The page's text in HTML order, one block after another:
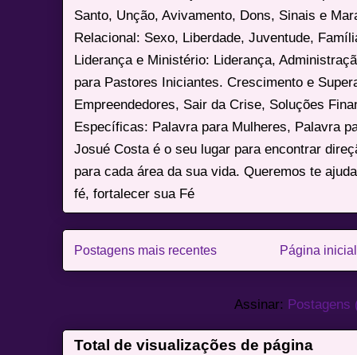
Santo, Unção, Avivamento, Dons, Sinais e
Relacional: Sexo, Liberdade, Juventude,
Liderança e Ministério: Liderança,
para Pastores Iniciantes. Crescimento e
Empreendedores, Sair da Crise, Soluções
Específicas: Palavra para Mulheres, Palavra
Josué Costa é o seu lugar para encontrar
para cada área da sua vida. Queremos te
fé, fortalecer sua Fé
Postagens mais recentes Página inicial
Assinar: Postagens
Total de visualizações de página